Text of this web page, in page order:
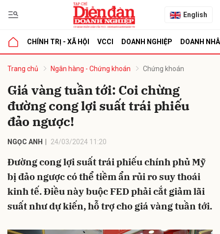
English
CHÍNH TRỊ - XÃ HỘI VCCI DOANH NGHIỆP DOANH
Trang chủ Ngân hàng - Chứng khoán Chứng khoán
Giá vàng tuần tới: Coi chừng
đường cong lợi suất trái phiếu
đảo ngược!
NGỌC ANH 24/03/2024 11:20
Đường cong lợi suất trái phiếu chính phủ Mỹ
bị đảo ngược có thể tiềm ẩn rủi ro suy thoái
kinh tế. Điều này buộc FED phải cắt giảm lãi
suất như dự kiến, hỗ trợ cho giá vàng tuần tới.
luận
Hủy